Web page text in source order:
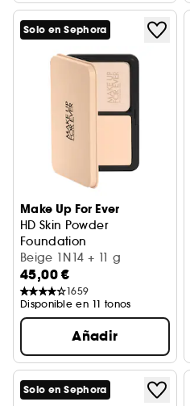
Solo en Sephora
Make Up For Ever
HD Skin Powder
Foundation
Base de maquillaje en polvo
Beige 1N14 + 11 g
45,00 €
1659
Disponible en 11 tonos
Añadir
Solo en Sephora